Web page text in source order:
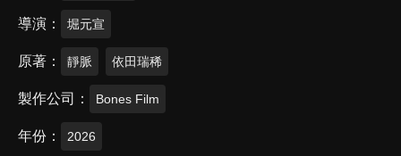
導演 堀元宣
原著 靜脈 依田瑞稀
製作公司 Bones Film
年份 2026